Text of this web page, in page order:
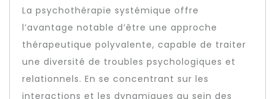
La psychothérapie systémique offre
l’avantage notable d’être une approche
thérapeutique polyvalente, capable de traiter
une diversité de troubles psychologiques et
relationnels. En se concentrant sur les
interactions et les dynamiques au sein des